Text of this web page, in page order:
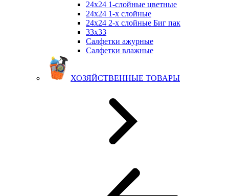
24х24 1-слойные цветные
24х24 1-х слойные
24х24 2-х слойные Биг пак
33х33
Салфетки ажурные
Салфетки влажные
ХОЗЯЙСТВЕННЫЕ ТОВАРЫ